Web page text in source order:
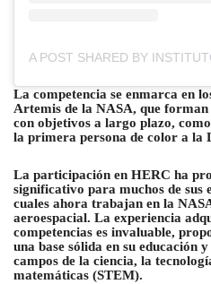
La competencia se enmarca en
Artemis de la NASA, que
con objetivos a largo plazo,
la primera persona de color a la
La participación en HERC ha
significativo para muchos de sus
cuales ahora trabajan en la
aeroespacial. La experiencia
competencias es invaluable,
una base sólida en su educación
campos de la ciencia, la
matemáticas (STEM).